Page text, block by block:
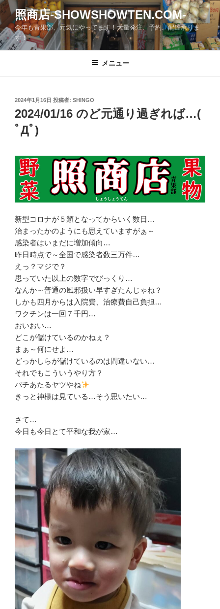
コ
テ
ン
ツ
照商店-SHOWSHOWTEN.COM-
今年も青果部、元気にやってます！大量発注、予約、配達承りま
す！
メニュー
投
稿
日:
2024年1月16日 投稿者: SHINGO
2024/01/16 のど元通り過ぎれば…(
ﾟДﾟ)
新型コロナが５類となってからいく数日…
治まったかのようにも思えていますがぁ～
感染者はいまだに増加傾向…
昨日時点で～全国で感染者数三万件…
えっ？マジで？
思っていた以上の数字でびっくり…
なんか～普通の風邪扱い早すぎたんじゃね？
しかも四月からは入院費、治療費自己負担…
ワクチンは一回７千円…
おいおい…
どこが儲けているのかねぇ？
まぁ～何にせよ…
どっかしらが儲けているのは間違いない…
それでもこういうやり方？
バチあたるヤツやね
きっと神様は見ている…そう思いたい…
さて…
今日も今日とて平和な我が家…